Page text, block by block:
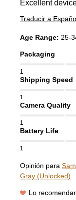
Excellent
Traducir a
Age Range: 25-
Packaging
1
Shipping Speed
1
Camera Quality
1
Battery Life
1
Opinión para
Gray (Unlocked)
Lo